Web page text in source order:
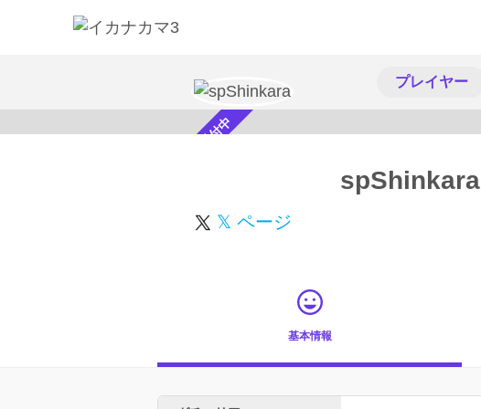
プレイヤー
スカウト受付中 spShinkara
𝕏 ページ
基本情報